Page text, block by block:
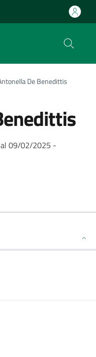
De Benedittis
al 09/02/2025 -